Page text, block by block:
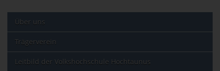
Über uns
Trägerverein
Leitbild der Volkshochschule Hochtaunus